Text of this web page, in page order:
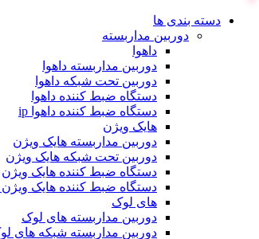
دسته بندی ها
دوربین مداربسته
داهوا
دوربین مداربسته داهوا
دوربین تحت شبکه داهوا
دستگاه ضبط کننده داهوا
دستگاه ضبط کننده داهوا ip
هایک ویژن
دوربین مداربسته هایک ویژن
دوربین تحت شبکه هایک ویژن
دستگاه ضبط کننده هایک ویژن
دستگاه ضبط کننده هایک
های لوک
دوربین مداربسته های لوک
دوربین مداربسته شبکه های